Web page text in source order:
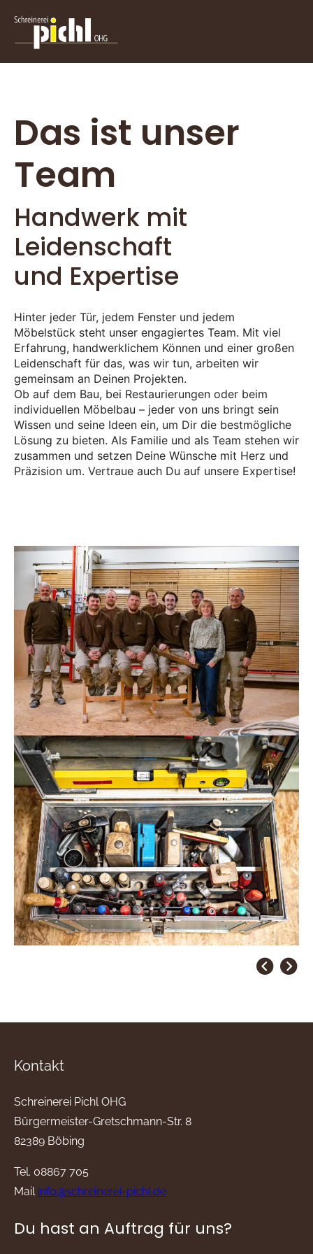
Das ist unser
Team
Handwerk mit
Leidenschaft
und Expertise
Hinter jeder Tür, jedem Fenster und jedem
Möbelstück steht unser engagiertes Team. Mit viel
Erfahrung, handwerklichem Können und einer großen
Leidenschaft für das, was wir tun, arbeiten wir
gemeinsam an Deinen Projekten.
Ob auf dem Bau, bei Restaurierungen oder beim
individuellen Möbelbau – jeder von uns bringt sein
Wissen und seine Ideen ein, um Dir die bestmögliche
Lösung zu bieten. Als Familie und als Team stehen wir
zusammen und setzen Deine Wünsche mit Herz und
Präzision um. Vertraue auch Du auf unsere Expertise!
Kontakt
Schreinerei Pichl OHG
Bürgermeister-Gretschmann-Str. 8
82389 Böbing
Tel. 08867 705
Mail info@schreinerei-pichl.de
Du hast an Auftrag für uns?